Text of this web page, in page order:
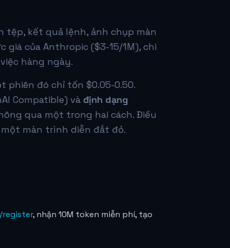
tệp, kết quả lệnh, ảnh chụp màn
của Anthropic ($3-15/1M), chi
hàng ngày.
phiên đó chỉ tốn $0.05-0.50.
Compatible) và định dạng
qua một trong hai cách. Điều
màn trình diễn đắt đỏ.
register, nhận 10M token miễn phí, tạo